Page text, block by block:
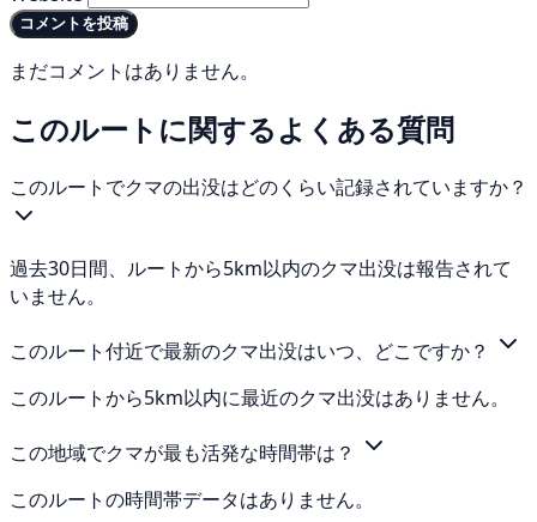
コメントを投稿
まだコメントはありません。
このルートに関するよくある質問
このルートでクマの出没はどのくらい記録されていますか？
過去30日間、ルートから5km以内のクマ出没は報告されて
いません。
このルート付近で最新のクマ出没はいつ、どこですか？
このルートから5km以内に最近のクマ出没はありません。
この地域でクマが最も活発な時間帯は？
このルートの時間帯データはありません。